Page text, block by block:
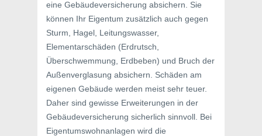
eine Gebäudeversicherung absichern. Sie
können Ihr Eigentum zusätzlich auch gegen
Sturm, Hagel, Leitungswasser,
Elementarschäden (Erdrutsch,
Überschwemmung, Erdbeben) und Bruch der
Außenverglasung absichern. Schäden am
eigenen Gebäude werden meist sehr teuer.
Daher sind gewisse Erweiterungen in der
Gebäudeversicherung sicherlich sinnvoll. Bei
Eigentumswohnanlagen wird die